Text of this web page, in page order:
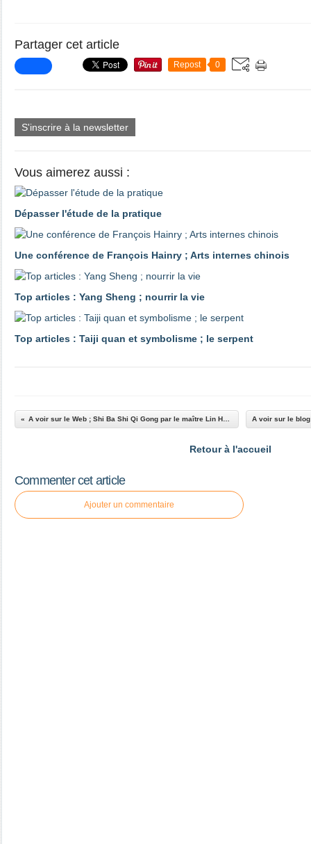
Partager cet article
Repost 0
S'inscrire à la newsletter
Vous aimerez aussi :
Dépasser l'étude de la pratique
Une conférence de François Hainry ; Arts internes chinois
Top articles : Yang Sheng ; nourrir la vie
Top articles : Taiji quan et symbolisme ; le serpent
Retour à l'accueil
Commenter cet article
Ajouter un commentaire